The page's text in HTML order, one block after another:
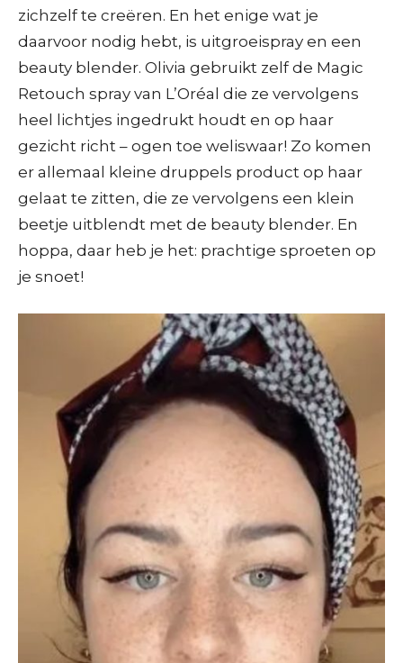
zichzelf te creëren. En het enige wat je
daarvoor nodig hebt, is uitgroeispray en een
beauty blender. Olivia gebruikt zelf de Magic
Retouch spray van L’Oréal die ze vervolgens
heel lichtjes ingedrukt houdt en op haar
gezicht richt – ogen toe weliswaar! Zo komen
er allemaal kleine druppels product op haar
gelaat te zitten, die ze vervolgens een klein
beetje uitblendt met de beauty blender. En
hoppa, daar heb je het: prachtige sproeten op
je snoet!